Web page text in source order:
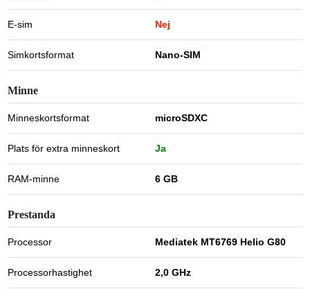
E-sim Nej
Simkortsformat Nano-SIM
Minne
Minneskortsformat microSDXC
Plats för extra minneskort Ja
RAM-minne 6 GB
Prestanda
Processor Mediatek MT6769 Helio G80
Processorhastighet 2,0 GHz